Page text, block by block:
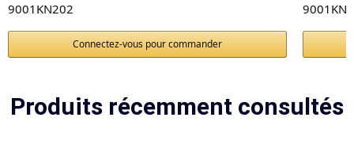
9001KN202
Connectez-vous pour commander
Produits récemment consultés